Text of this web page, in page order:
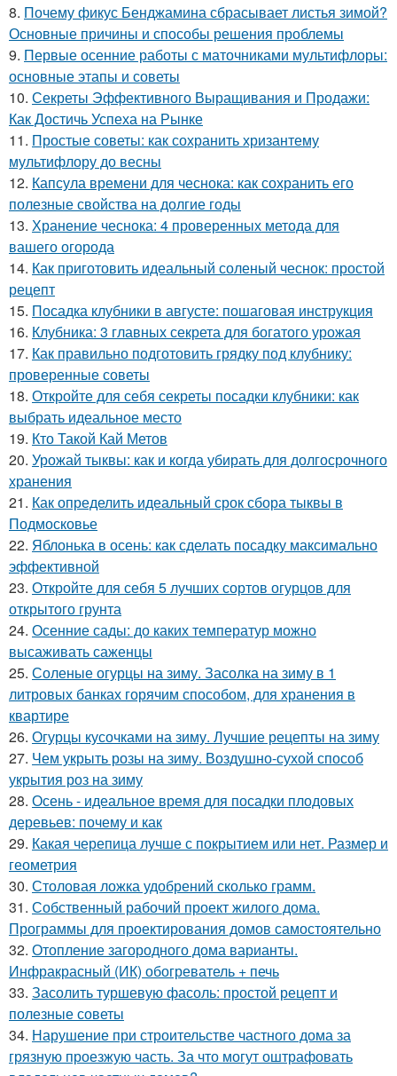
8. Почему фикус Бенджамина сбрасывает листья зимой?
Основные причины и способы решения проблемы
9. Первые осенние работы с маточниками мультифлоры:
основные этапы и советы
10. Секреты Эффективного Выращивания и Продажи:
Как Достичь Успеха на Рынке
11. Простые советы: как сохранить хризантему
мультифлору до весны
12. Капсула времени для чеснока: как сохранить его
полезные свойства на долгие годы
13. Хранение чеснока: 4 проверенных метода для
вашего огорода
14. Как приготовить идеальный соленый чеснок: простой
рецепт
15. Посадка клубники в августе: пошаговая инструкция
16. Клубника: 3 главных секрета для богатого урожая
17. Как правильно подготовить грядку под клубнику:
проверенные советы
18. Откройте для себя секреты посадки клубники: как
выбрать идеальное место
19. Кто Такой Кай Метов
20. Урожай тыквы: как и когда убирать для долгосрочного
хранения
21. Как определить идеальный срок сбора тыквы в
Подмосковье
22. Яблонька в осень: как сделать посадку максимально
эффективной
23. Откройте для себя 5 лучших сортов огурцов для
открытого грунта
24. Осенние сады: до каких температур можно
высаживать саженцы
25. Соленые огурцы на зиму. Засолка на зиму в 1
литровых банках горячим способом, для хранения в
квартире
26. Огурцы кусочками на зиму. Лучшие рецепты на зиму
27. Чем укрыть розы на зиму. Воздушно-сухой способ
укрытия роз на зиму
28. Осень - идеальное время для посадки плодовых
деревьев: почему и как
29. Какая черепица лучше с покрытием или нет. Размер и
геометрия
30. Столовая ложка удобрений сколько грамм.
31. Собственный рабочий проект жилого дома.
Программы для проектирования домов самостоятельно
32. Отопление загородного дома варианты.
Инфракрасный (ИК) обогреватель + печь
33. Засолить туршевую фасоль: простой рецепт и
полезные советы
34. Нарушение при строительстве частного дома за
грязную проезжую часть. За что могут оштрафовать